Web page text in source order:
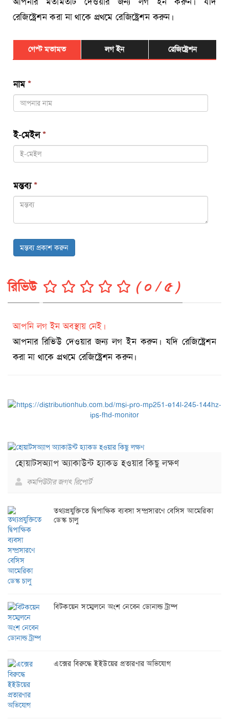
রেজিষ্ট্রেশন করা না থাকে প্রথমে রেজিষ্ট্রেশন করুন।
গেস্ট মতামত লগ ইন রেজিষ্ট্রেশন
নাম*
ই-মেইল*
মন্তব্য*
মন্তব্য প্রকাশ করুন
রিভিউ ( ০ / ৫ )
আপনি লগ ইন অবস্থায় নেই।
আপনার রিভিউ দেওয়ার জন্য লগ ইন করুন। যদি রেজিষ্ট্রেশন
করা না থাকে প্রথমে রেজিষ্ট্রেশন করুন।
হোয়াটসঅ্যাপ অ্যাকাউন্ট হ্যাকড হওয়ার কিছু লক্ষণ
কমপিউটার জগৎ রিপোর্ট
তথ্যপ্রযুক্তিতে দ্বিপাক্ষিক ব্যবসা সম্প্রসারণে বেসিস আমেরিকা
ডেস্ক চালু
বিটকয়েন সম্মেলনে অংশ নেবেন ডোনাল্ড ট্রাম্প
এক্সের বিরুদ্ধে ইইউয়ের প্রতারণার অভিযোগ